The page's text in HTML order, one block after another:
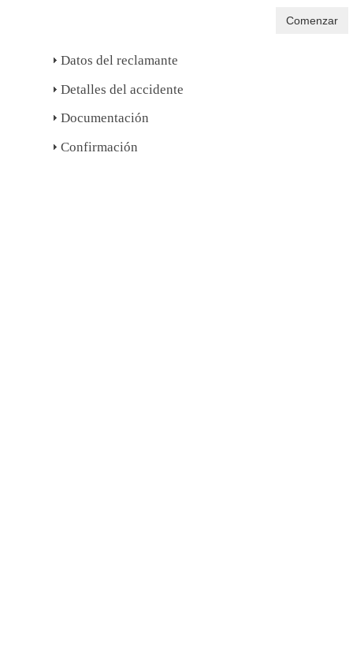
Comenzar
Datos del reclamante
Detalles del accidente
Documentación
Confirmación